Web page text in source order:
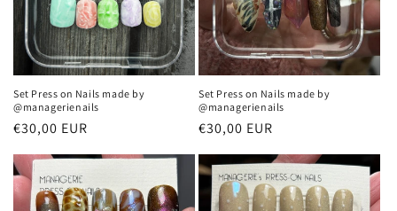
Set Press on Nails made by
@managerienails
Normaler
€30,00 EUR
Set Press on Nails made by
@managerienails
Normaler
€30,00 EUR